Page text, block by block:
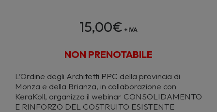
15,00€ + IVA
NON PRENOTABILE
L’Ordine degli Architetti PPC della provincia di
Monza e della Brianza, in collaborazione con
KeraKoll, organizza il webinar CONSOLIDAMENTO
E RINFORZO DEL COSTRUITO ESISTENTE